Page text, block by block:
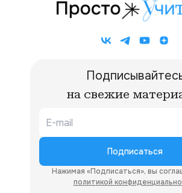
на свежие
Подписаться
Нажимая «Подписаться», вы
политикой